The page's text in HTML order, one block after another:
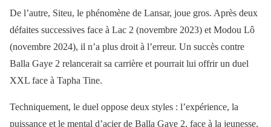
De l’autre, Siteu, le phénomène de Lansar, joue gros. Après deux
défaites successives face à Lac 2 (novembre 2023) et Modou Lô
(novembre 2024), il n’a plus droit à l’erreur. Un succès contre
Balla Gaye 2 relancerait sa carrière et pourrait lui offrir un duel
XXL face à Tapha Tine.
Techniquement, le duel oppose deux styles : l’expérience, la
puissance et le mental d’acier de Balla Gaye 2, face à la jeunesse,